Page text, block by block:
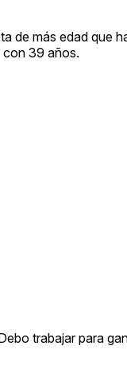
de más edad que
con 39 años.
trabajar para